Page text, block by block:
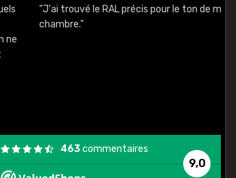
"J'ai trouvé le RAL précis pour le ton de ma
chambre."
9,0
463commentaires